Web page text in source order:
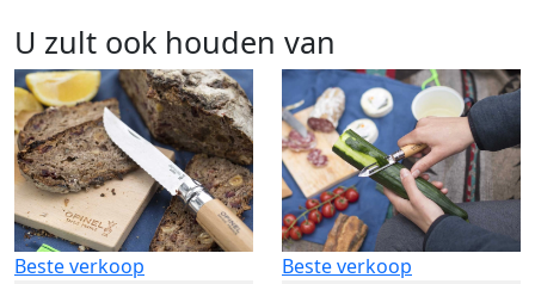
U zult ook houden van
Beste verkoop Beste verkoop